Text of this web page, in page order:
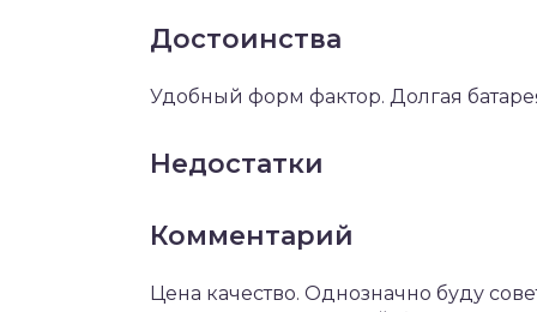
Достоинства
Удобный форм фактор. Долгая
Недостатки
Комментарий
Цена качество. Однозначно буду